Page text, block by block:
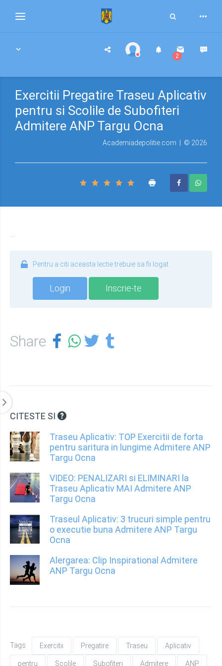
Toggle
navigation
Toggle
2
Exercitii Pregatire Traseu Aplicativ
pentru si Scolile de Subofiteri
Admitere ANP Targu Ocna
Academiadepolitie.com | © 2026
Pentru a citi aceasta lectie trebuie sa fii logat
Login Inscrie-te
Share
CITESTE SI
Traseu Aplicativ: TOP Exercitii de forta
pentru saritura in lungime Admitere ANP
Targu Ocna
VIDEO: PENALIZARI si ELIMINARI la
Traseu Aplicativ MAI Admitere ANP
Targu Ocna
Traseul Aplicativ: 3 trucuri simple pentru
o executie buna Admitere ANP Targu
Ocna
Alergarea: Clip Inspirational Admitere
ANP Targu Ocna
Tags Exercitii Pregatire Traseu Aplicativ
pentru Scolile Subofiteri Admitere ANP